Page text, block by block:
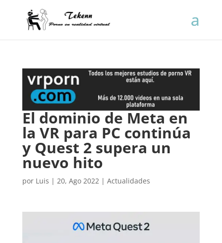
El dominio de Meta en
la VR para PC continúa
y Quest 2 supera un
nuevo hito
por Luis | 20, Ago 2022| Actualidades